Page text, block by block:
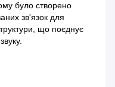
було створено
зв'язок для
що поєднує